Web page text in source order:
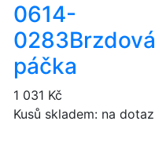
0614-
0283Brzdová
páčka
1 031 Kč
Kusů skladem: na dotaz